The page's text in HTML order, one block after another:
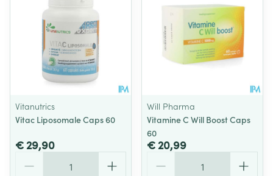
Vitanutrics
Vitac Liposomale Caps 60
€ 29,90
Will Pharma
Vitamine C Will Boost Caps
60
€ 20,99